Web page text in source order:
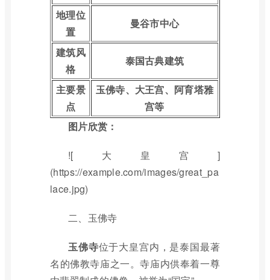
地理位
置
曼谷市中心
建筑风
格
泰国古典建筑
主要景
点
玉佛寺、大王宫、阿育塔雅
宫等
图片欣赏：
![大皇宫]
(https://example.com/images/great_pa
lace.jpg)
二、玉佛寺
玉佛寺位于大皇宫内，是泰国最著
名的佛教寺庙之一。寺庙内供奉着一尊